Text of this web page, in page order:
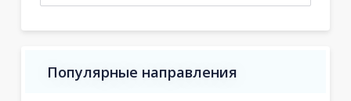
Популярные направления